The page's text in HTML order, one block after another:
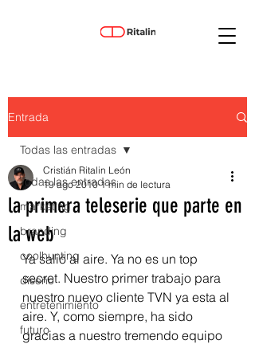
Entrada
Todas las entradas
marketing
branding
coolhunting
diseño
entretenimiento
futuro
Todas las entradas
la primera teleserie que parte en
la web
Cristián Ritalin León
19 ago 2010 1 min de lectura
Ya salió al aire. Ya no es un top
secret. Nuestro primer trabajo para
nuestro nuevo cliente TVN ya esta al
aire. Y, como siempre, ha sido
gracias a nuestro tremendo equipo